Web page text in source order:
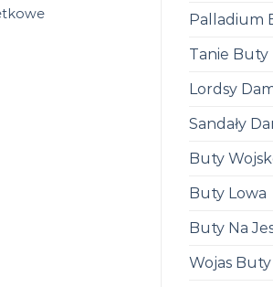
Palladium
Tanie Buty
Lordsy
Sandały
Buty
Buty Lowa
Buty Na
Wojas